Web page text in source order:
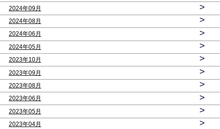
2024年09月 >
2024年08月 >
2024年06月 >
2024年05月 >
2023年10月 >
2023年09月 >
2023年08月 >
2023年06月 >
2023年05月 >
2023年04月 >